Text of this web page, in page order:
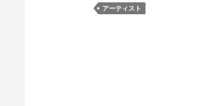
アーティスト